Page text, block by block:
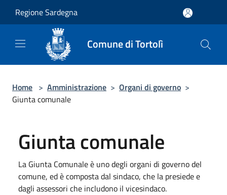
Regione Sardegna
Comune di Tortolì
Home > Amministrazione > Organi di governo >
Giunta comunale
Giunta comunale
La Giunta Comunale è uno degli organi di governo del
comune, ed è composta dal sindaco, che la presiede e
dagli assessori che includono il vicesindaco.